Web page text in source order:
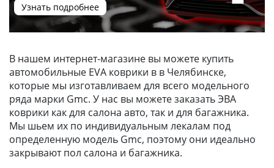
Узнать подробнее
В нашем интернет-магазине вы можете купить
автомобильные EVA коврики в в Челябинске,
которые мы изготавливаем для всего модельного
ряда марки Gmc. У нас вы можете заказать ЭВА
коврики как для салона авто, так и для багажника.
Мы шьем их по индивидуальным лекалам под
определенную модель Gmc, поэтому они идеально
закрывают пол салона и багажника.